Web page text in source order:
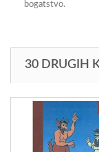
bogatstvo.
30 DRUGIH